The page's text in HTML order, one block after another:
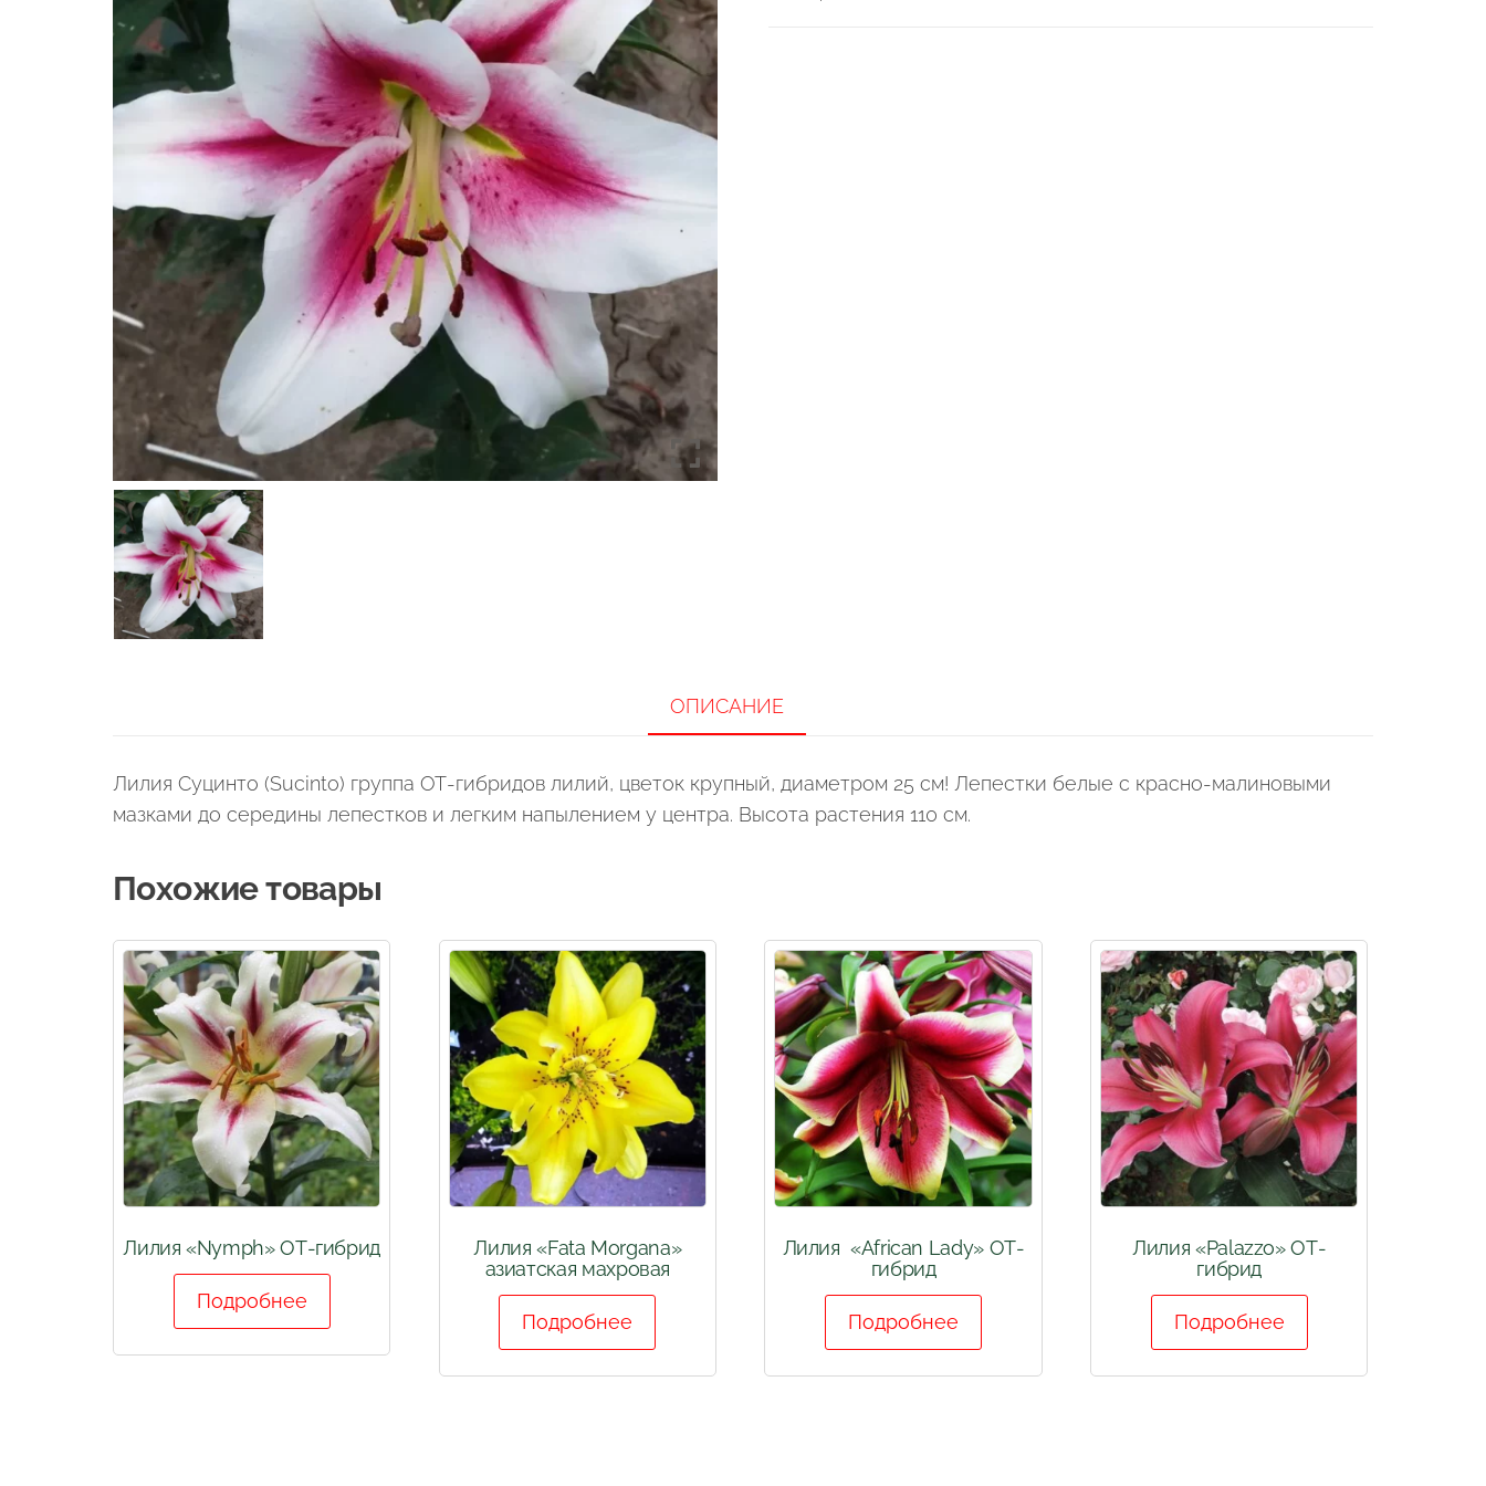
ОПИСАНИЕ
Лилия Суцинто (Sucinto) группа ОТ-гибридов лилий, цветок крупный, диаметром 25 см! Лепестки белые с красно-малиновыми
мазками до середины лепестков и легким напылением у центра. Высота растения 110 см.
Похожие товары
Лилия «Nymph» ОТ-гибрид
Подробнее
Лилия «Fata Morgana»
азиатская махровая
Подробнее
Лилия «African Lady» ОТ-
гибрид
Подробнее
Лилия «Palazzo» ОТ-
гибрид
Подробнее